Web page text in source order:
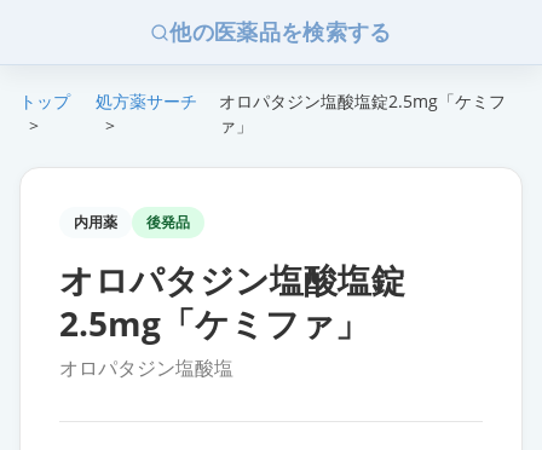
他の医薬品を検索する
トップ
>
処方薬サーチ
>
オロパタジン塩酸塩錠2.5mg「ケミフ
ァ」
内用薬 後発品
オロパタジン塩酸塩錠
2.5mg「ケミファ」
オロパタジン塩酸塩